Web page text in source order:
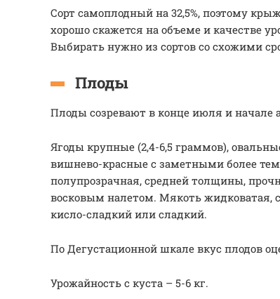
Сорт самоплодный на 32,5%, поэтому
хорошо скажется на объеме и качестве
Выбирать нужно из сортов со схожими
Плоды
Плоды созревают в конце июля и начале
Ягоды крупные (2,4-6,5 граммов),
вишнево-красные с заметными более
полупрозрачная, средней толщины,
восковым налетом. Мякоть жидковатая,
кисло-сладкий или сладкий.
По Дегустационной шкале вкус плодов
Урожайность с куста – 5-6 кг.